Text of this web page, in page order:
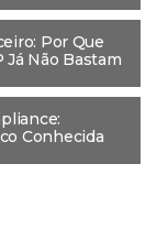
Por Que
Não Bastam
Conhecida